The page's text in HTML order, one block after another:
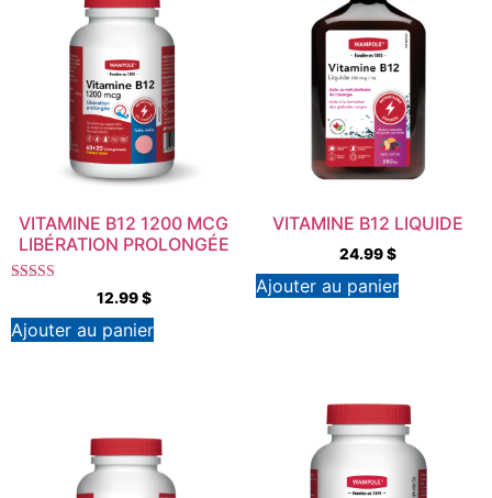
VITAMINE B12 1200 MCG
LIBÉRATION PROLONGÉE
sur 5
12.99$
Ajouter au panier
VITAMINE B12 LIQUIDE
24.99$
Ajouter au panier